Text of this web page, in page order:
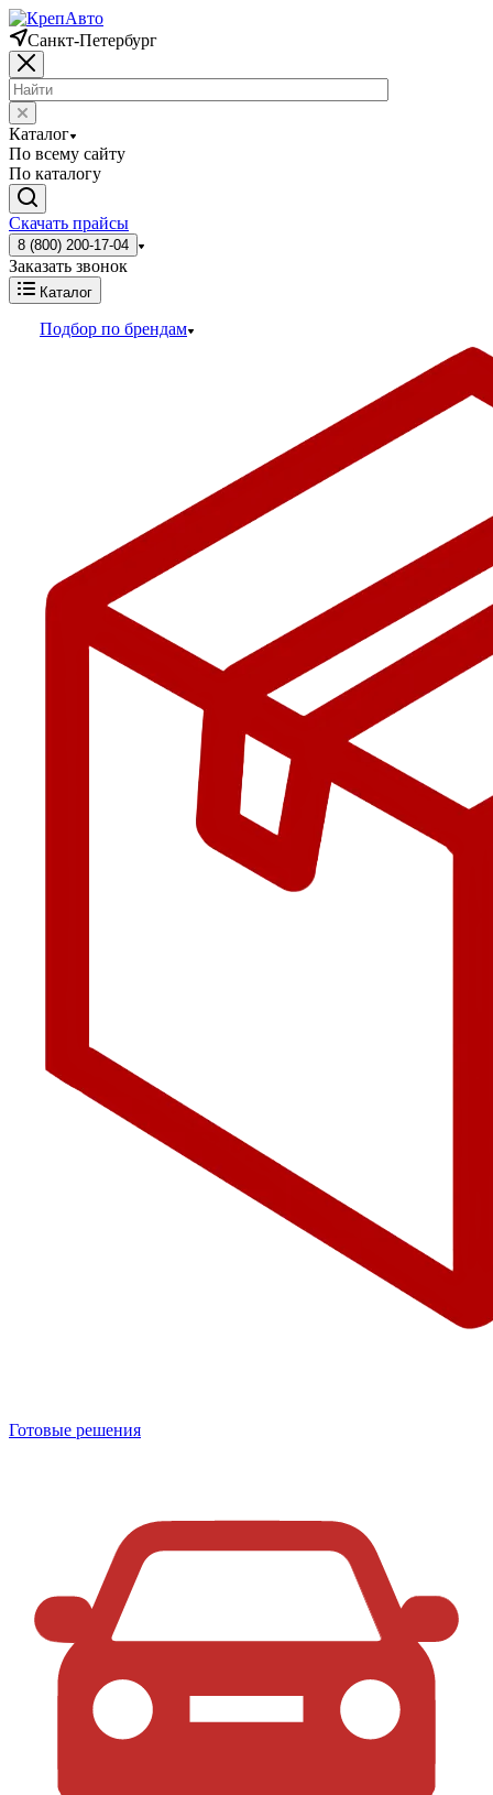
Санкт-Петербург
Каталог
По всему сайту
По каталогу
Скачать прайсы
8 (800) 200-17-04
Заказать звонок
Каталог
Подбор по брендам
Готовые решения